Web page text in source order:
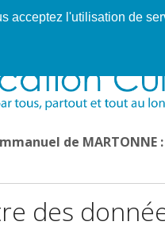
de texte Websphère
de
des
acceptez l'utilisation de